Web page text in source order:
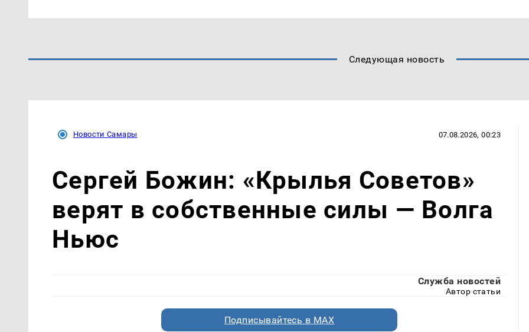
Следующая новость
Новости Самары 07.08.2026, 00:23
Сергей Божин: «Крылья Советов»
верят в собственные силы — Волга
Ньюс
Служба новостей
Автор статьи
Подписывайтесь в MAX